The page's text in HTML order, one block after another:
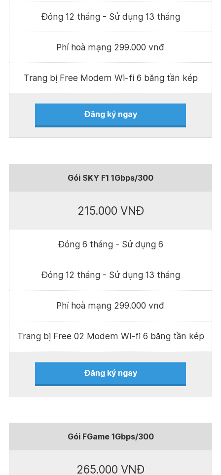
Đóng 12 tháng - Sử dụng 13 tháng
Phí hoà mạng 299.000 vnđ
Trang bị Free Modem Wi-fi 6 băng tần kép
Đăng ký ngay
Gói SKY F1 1Gbps/300
215.000 VNĐ
Đóng 6 tháng - Sử dụng 6
Đóng 12 tháng - Sử dụng 13 tháng
Phí hoà mạng 299.000 vnđ
Trang bị Free 02 Modem Wi-fi 6 băng tần kép
Đăng ký ngay
Gói FGame 1Gbps/300
265.000 VNĐ